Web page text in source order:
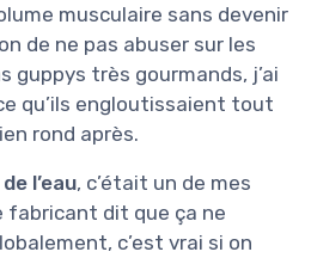
musculaire sans devenir
de ne pas abuser sur les
guppys très gourmands, j’ai
qu’ils engloutissaient tout
rond après.
l’eau, c’était un de mes
fabricant dit que ça ne
c’est vrai si on